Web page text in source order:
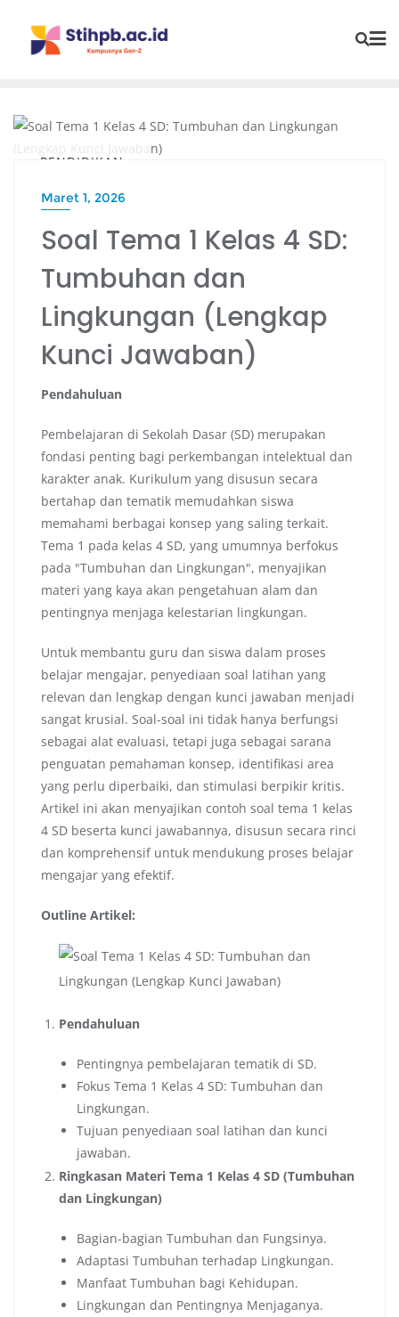
PENDIDIKAN
Maret 1, 2026
Soal Tema 1 Kelas 4 SD:
Tumbuhan dan
Lingkungan (Lengkap
Kunci Jawaban)
Pendahuluan
Pembelajaran di Sekolah Dasar (SD) merupakan
fondasi penting bagi perkembangan intelektual dan
karakter anak. Kurikulum yang disusun secara
bertahap dan tematik memudahkan siswa
memahami berbagai konsep yang saling terkait.
Tema 1 pada kelas 4 SD, yang umumnya berfokus
pada "Tumbuhan dan Lingkungan", menyajikan
materi yang kaya akan pengetahuan alam dan
pentingnya menjaga kelestarian lingkungan.
Untuk membantu guru dan siswa dalam proses
belajar mengajar, penyediaan soal latihan yang
relevan dan lengkap dengan kunci jawaban menjadi
sangat krusial. Soal-soal ini tidak hanya berfungsi
sebagai alat evaluasi, tetapi juga sebagai sarana
penguatan pemahaman konsep, identifikasi area
yang perlu diperbaiki, dan stimulasi berpikir kritis.
Artikel ini akan menyajikan contoh soal tema 1 kelas
4 SD beserta kunci jawabannya, disusun secara rinci
dan komprehensif untuk mendukung proses belajar
mengajar yang efektif.
Outline Artikel:
Pendahuluan
Pentingnya pembelajaran tematik di SD.
Fokus Tema 1 Kelas 4 SD: Tumbuhan dan
Lingkungan.
Tujuan penyediaan soal latihan dan kunci
jawaban.
Ringkasan Materi Tema 1 Kelas 4 SD (Tumbuhan
dan Lingkungan)
Bagian-bagian Tumbuhan dan Fungsinya.
Adaptasi Tumbuhan terhadap Lingkungan.
Manfaat Tumbuhan bagi Kehidupan.
Lingkungan dan Pentingnya Menjaganya.